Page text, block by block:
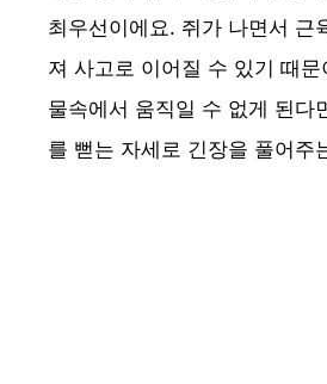
최우선이에요. 쥐가 나면서 근
져 사고로 이어질 수 있기 때문
물속에서 움직일 수 없게 된다
를 뻗는 자세로 긴장을 풀어주